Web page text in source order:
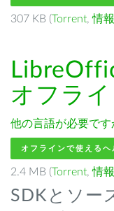
307 KB (Torrent,情報
オフラ
他の言語が必要です
オフラインで使えるヘ
2.4 MB (Torrent,情報
SDKとソー